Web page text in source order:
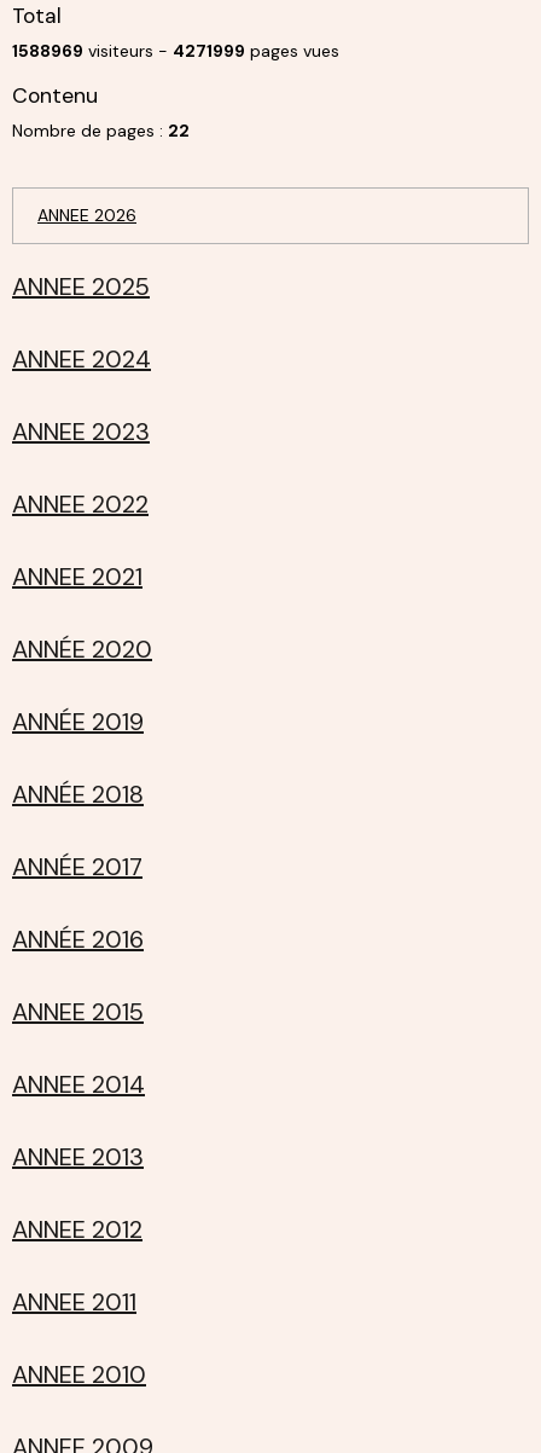
Total
1588969 visiteurs - 4271999 pages vues
Contenu
Nombre de pages : 22
ANNEE 2026
ANNEE 2025
ANNEE 2024
ANNEE 2023
ANNEE 2022
ANNEE 2021
ANNÉE 2020
ANNÉE 2019
ANNÉE 2018
ANNÉE 2017
ANNÉE 2016
ANNEE 2015
ANNEE 2014
ANNEE 2013
ANNEE 2012
ANNEE 2011
ANNEE 2010
ANNEE 2009